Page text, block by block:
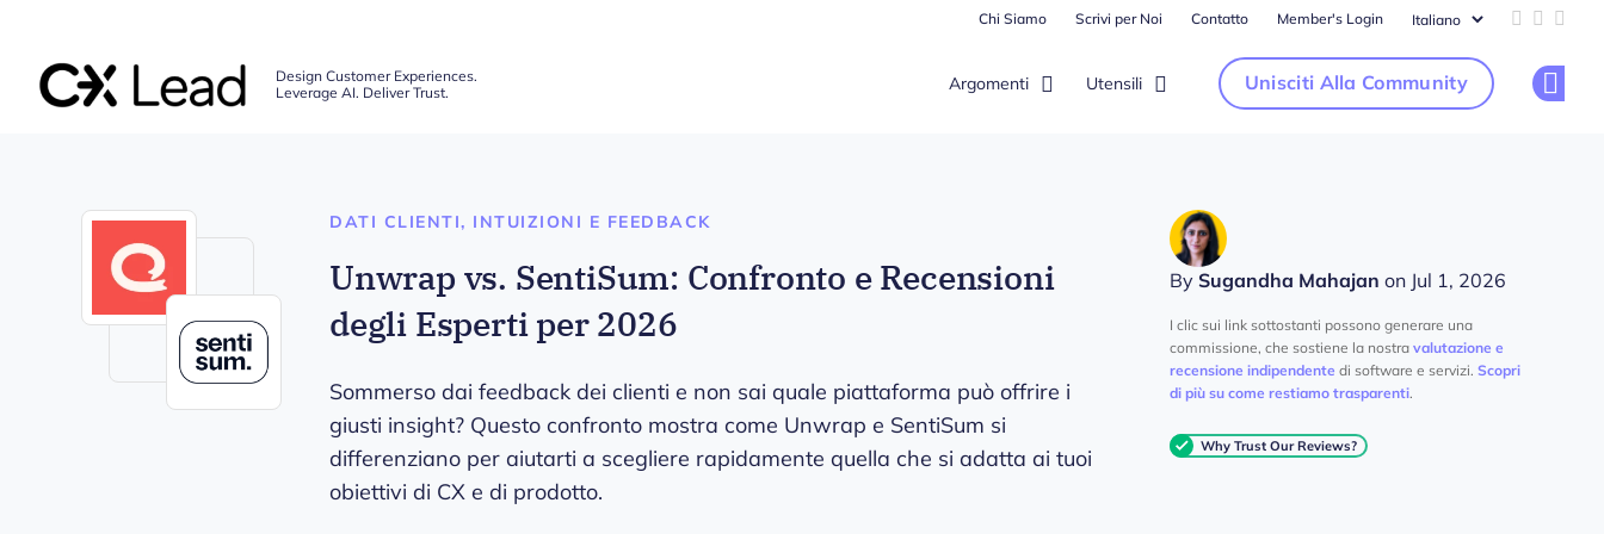
Chi Siamo Scrivi per Noi Contatto Member's Login Add us
Follow
Design Customer Experiences.
Leverage AI. Deliver Trust.
Argomenti Utensili Unisciti Alla Community
DATI CLIENTI, INTUIZIONI E FEEDBACK
Unwrap vs. SentiSum: Confronto e Recensioni
degli Esperti per 2026
Sommerso dai feedback dei clienti e non sai quale piattaforma può offrire i
giusti insight? Questo confronto mostra come Unwrap e SentiSum si
differenziano per aiutarti a scegliere rapidamente quella che si adatta ai tuoi
obiettivi di CX e di prodotto.
By Sugandha Mahajan on Jul 1, 2026
I clic sui link sottostanti possono generare una
commissione, che sostiene la nostra valutazione e
recensione indipendente di software e servizi. Scopri
di più su come restiamo trasparenti.
Why Trust Our Reviews?